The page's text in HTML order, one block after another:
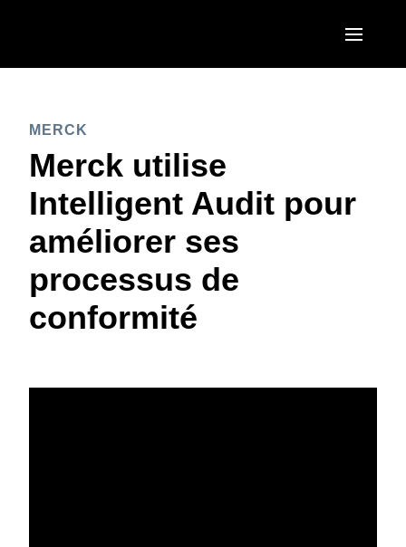
Canada (English)
Canada (Français)
México (Español)
Brasil (Português)
France (Français)
Deutschland (Deutsch)
Italia (Italiano)
Nederlands (English)
ASIA PACIFIC
Australia (English)
India (English)
日本（日本語)
MERCK
Merck utilise
Intelligent Audit pour
améliorer ses
processus de
conformité